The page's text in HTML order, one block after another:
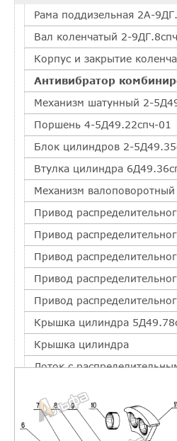
Рама поддизельная 2А-
Вал коленчатый 2-
Корпус и закрытие
Антивибратор
Механизм шатунный 2-
Поршень 4-5Д49.22спч-01
Блок цилиндров 2-
Втулка цилиндра
Механизм
Привод
Привод
Привод
Привод
Привод
Крышка цилиндра
Крышка цилиндра
Лоток с
Лоток с
Кран индикаторный